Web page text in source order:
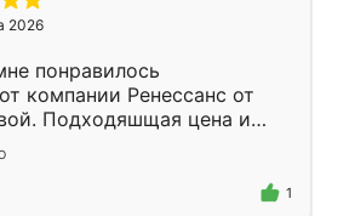
2026
понравилось
компании Ренессанс от
Подходяшщая цена и
изготовления. Приехавший
Владислав
эскизу самый
1